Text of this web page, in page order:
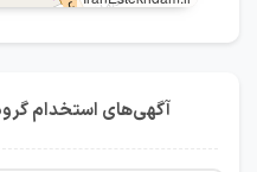
آگهی‌های استخدام